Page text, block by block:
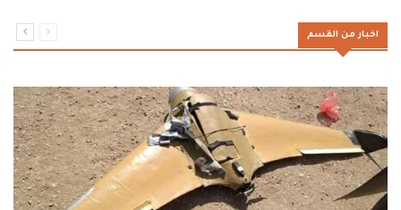
اخبار من القسم